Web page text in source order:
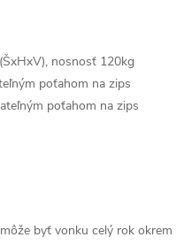
nosnosť 120kg
poťahom na zips
poťahom na zips
byť vonku celý rok okrem